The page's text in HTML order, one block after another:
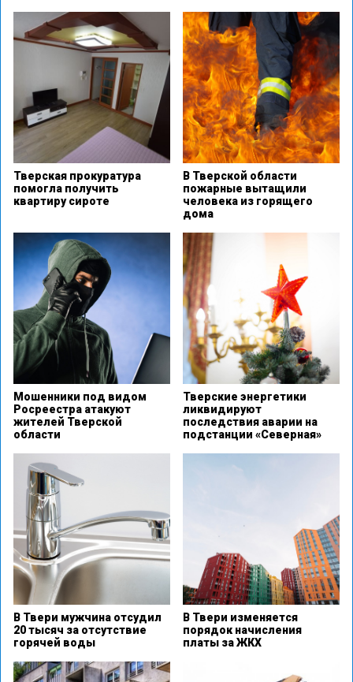
Тверская прокуратура
помогла получить
квартиру сироте
В Тверской области
пожарные вытащили
человека из горящего
дома
Мошенники под видом
Росреестра атакуют
жителей Тверской
области
Тверские энергетики
ликвидируют
последствия аварии на
подстанции «Северная»
В Твери мужчина отсудил
20 тысяч за отсутствие
горячей воды
В Твери изменяется
порядок начисления
платы за ЖКХ